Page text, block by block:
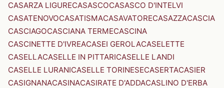
CASARZA LIGURECASASCOCASASCO D'INTELVI
CASATENOVOCASATISMACASAVATORECASAZZACASCIA
CASCIAGOCASCIANA TERMECASCINA
CASCINETTE D'IVREACASEI GEROLACASELETTE
CASELLACASELLE IN PITTARICASELLE LANDI
CASELLE LURANICASELLE TORINESECASERTACASIER
CASIGNANACASINACASIRATE D'ADDACASLINO D'ERBA